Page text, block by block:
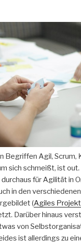
Begriffen Agil, Scrum,
sich schmeißt, ist
durchaus für Agilität in
in den
(Agiles
Darüber hinaus
von
ist allerdings zu